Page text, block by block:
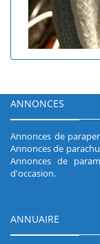
ANNONCES
Annonces de
Annonces de
Annonces de
d'occasion.
ANNUAIRE